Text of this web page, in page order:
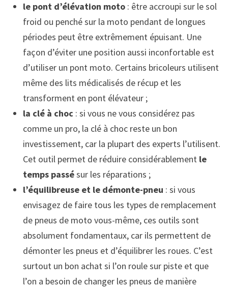
le pont d’élévation moto: être accroupi sur le sol
froid ou penché sur la moto pendant de longues
périodes peut être extrêmement épuisant. Une
façon d’éviter une position aussi inconfortable est
d’utiliser un pont moto. Certains bricoleurs utilisent
même des lits médicalisés de récup et les
transforment en pont élévateur ;
la clé à choc : si vous ne vous considérez pas
comme un pro, la clé à choc reste un bon
investissement, car la plupart des experts l’utilisent.
Cet outil permet de réduire considérablement le
temps passésur les réparations ;
l’équilibreuse et le démonte-pneu : si vous
envisagez de faire tous les types de remplacement
de pneus de moto vous-même, ces outils sont
absolument fondamentaux, car ils permettent de
démonter les pneus et d’équilibrer les roues. C’est
surtout un bon achat si l’on roule sur piste et que
l’on a besoin de changer les pneus de manière